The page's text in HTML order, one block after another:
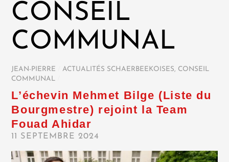
CONSEIL
COMMUNAL
JEAN-PIERRE ACTUALITÉS SCHAERBEEKOISES, CONSEIL
COMMUNAL
L’échevin Mehmet Bilge (Liste du
Bourgmestre) rejoint la Team
Fouad Ahidar
11 SEPTEMBRE 2024